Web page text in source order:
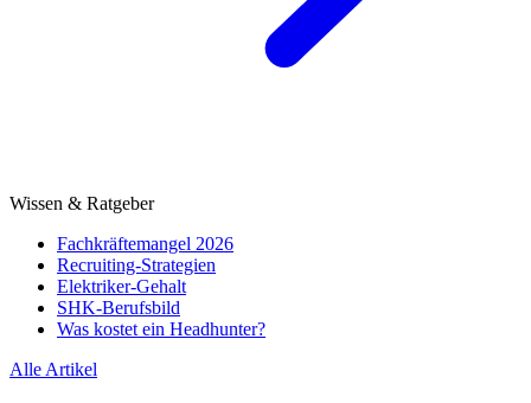
Wissen & Ratgeber
Fachkräftemangel 2026
Recruiting-Strategien
Elektriker-Gehalt
SHK-Berufsbild
Was kostet ein Headhunter?
Alle Artikel